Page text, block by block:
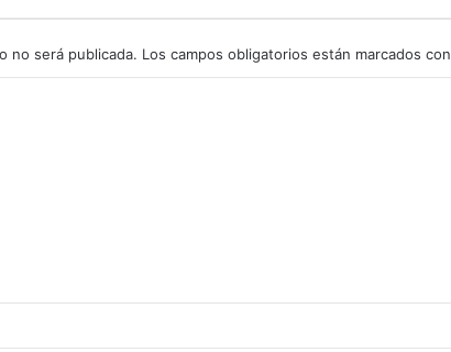
no será publicada. Los campos obligatorios están marcados con